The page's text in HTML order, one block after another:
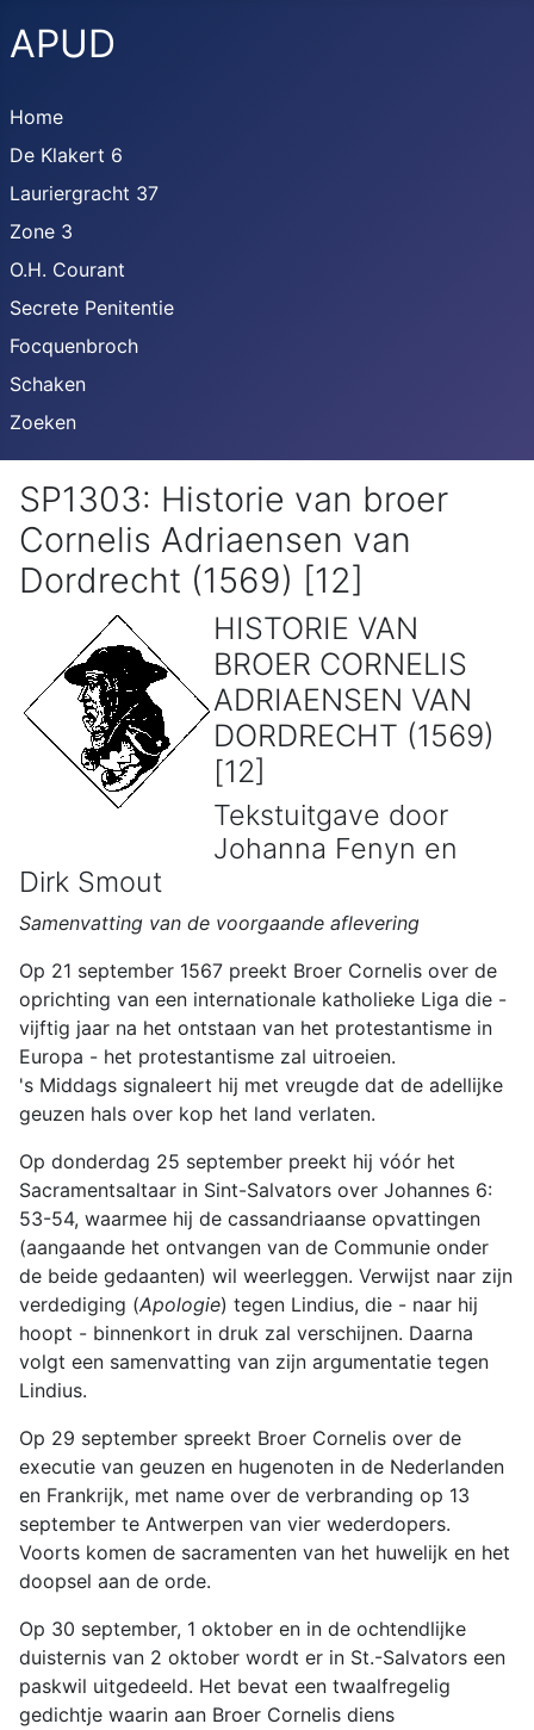
APUD
Home
De Klakert 6
Lauriergracht 37
Zone 3
O.H. Courant
Secrete Penitentie
Focquenbroch
Schaken
Zoeken
SP1303: Historie van broer
Cornelis Adriaensen van
Dordrecht (1569) [12]
HISTORIE VAN
BROER CORNELIS
ADRIAENSEN VAN
DORDRECHT (1569)
[12]
Tekstuitgave door
Johanna Fenyn en
Dirk Smout
Samenvatting van de voorgaande aflevering
Op 21 september 1567 preekt Broer Cornelis over de
oprichting van een internationale katholieke Liga die -
vijftig jaar na het ontstaan van het protestantisme in
Europa - het protestantisme zal uitroeien.
's Middags signaleert hij met vreugde dat de adellijke
geuzen hals over kop het land verlaten.
Op donderdag 25 september preekt hij vóór het
Sacramentsaltaar in Sint-Salvators over Johannes 6:
53-54, waarmee hij de cassandriaanse opvattingen
(aangaande het ontvangen van de Communie onder
de beide gedaanten) wil weerleggen. Verwijst naar zijn
verdediging (Apologie) tegen Lindius, die - naar hij
hoopt - binnenkort in druk zal verschijnen. Daarna
volgt een samenvatting van zijn argumentatie tegen
Lindius.
Op 29 september spreekt Broer Cornelis over de
executie van geuzen en hugenoten in de Nederlanden
en Frankrijk, met name over de verbranding op 13
september te Antwerpen van vier wederdopers.
Voorts komen de sacramenten van het huwelijk en het
doopsel aan de orde.
Op 30 september, 1 oktober en in de ochtendlijke
duisternis van 2 oktober wordt er in St.-Salvators een
paskwil uitgedeeld. Het bevat een twaalfregelig
gedichtje waarin aan Broer Cornelis diens